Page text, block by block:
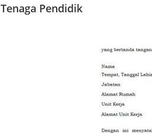
Tenaga Pendidik